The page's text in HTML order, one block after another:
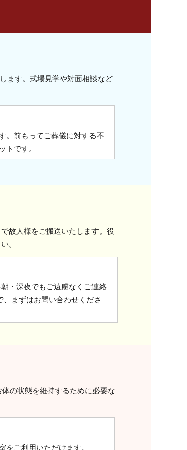
ます。式場見学や対面相談など
。前もってご葬儀に対する不
トです。
故人様をご搬送いたします。役
。
・深夜でもご遠慮なくご連絡
まずはお問い合わせくださ
の状態を維持するために必要な
ご利用いただけます。